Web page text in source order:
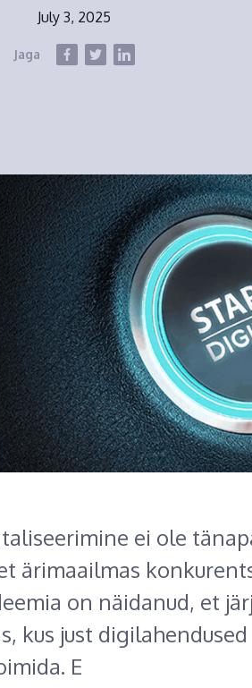
July 3, 2025
Jaga
ei ole
ärimaailmas
on näidanud, et
kus just
E